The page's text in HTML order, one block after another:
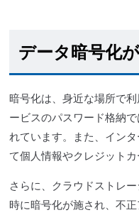
データ暗号化
暗号化は、身近な場所で
ービスのパスワード格納
れています。また、イン
て個人情報やクレジット
さらに、クラウドストレ
時に暗号化が施され、不